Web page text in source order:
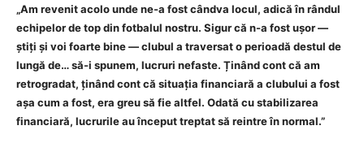
„Am revenit acolo unde ne-a fost cândva locul, adică în rândul
echipelor de top din fotbalul nostru. Sigur că n-a fost ușor —
știți și voi foarte bine — clubul a traversat o perioadă destul de
lungă de… să-i spunem, lucruri nefaste. Ținând cont că am
retrogradat, ținând cont că situația financiară a clubului a fost
așa cum a fost, era greu să fie altfel. Odată cu stabilizarea
financiară, lucrurile au început treptat să reintre în normal.”